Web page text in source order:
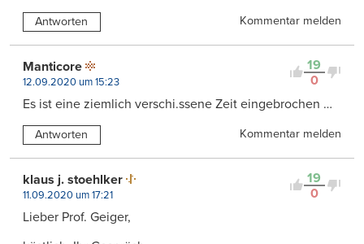
Antworten Kommentar melden
19
0
Manticore
12.09.2020 um 15:23
Es ist eine ziemlich verschi.ssene Zeit eingebrochen …
Antworten Kommentar melden
19
0
klaus j. stoehlker
11.09.2020 um 17:21
Lieber Prof. Geiger,